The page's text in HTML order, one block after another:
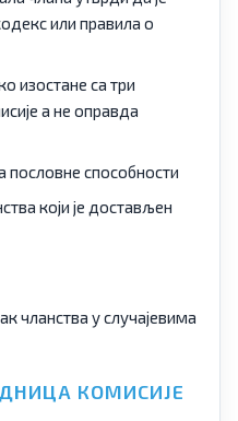
или правила о
изостане са три
а не оправда
пословне способности
који је достављен
чланства у случајевима
КОМИСИЈЕ